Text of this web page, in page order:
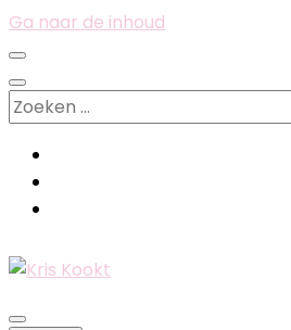
Ga naar de inhoud
Zoeken
naar:
Belgische foodblog